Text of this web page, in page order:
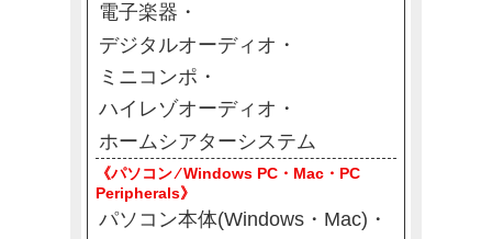
電子楽器
デジタルオーディオ
ミニコンポ
ハイレゾオーディオ
ホームシアターシステム
《パソコン ⁄ Windows PC・Mac・PC
Peripherals》
パソコン本体(Windows・Mac)